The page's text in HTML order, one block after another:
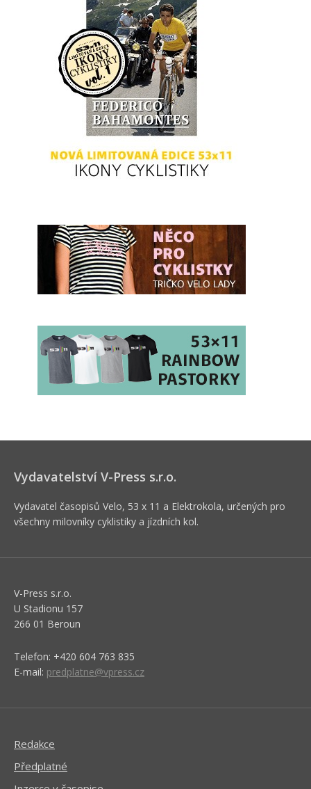
Vydavatelství V-Press s.r.o.
Vydavatel časopisů Velo, 53 x 11 a Elektrokola, určených pro
všechny milovníky cyklistiky a jízdních kol.
V-Press s.r.o.
U Stadionu 157
266 01 Beroun
Telefon: +420 604 763 835
E-mail: predplatne@vpress.cz
Redakce
Předplatné